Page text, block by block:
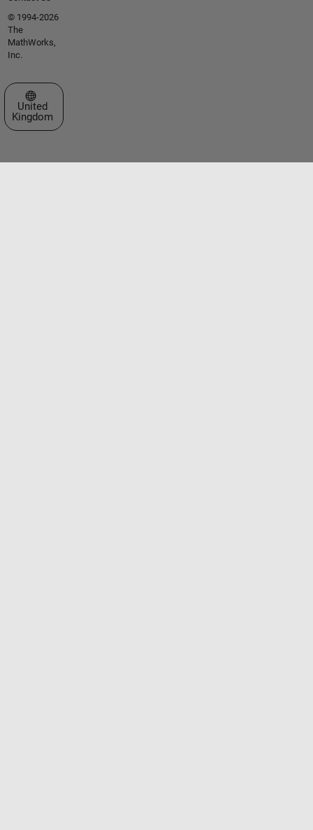
© 1994-2026
The
MathWorks,
Inc.
Select a Web Site
United
Kingdom